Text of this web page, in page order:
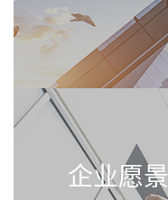
企业愿景